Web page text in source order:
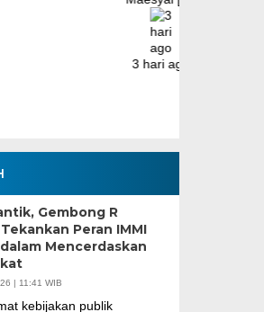
Gembong R
Peran IMMI
Mencerdaskan
| 11:41 WIB